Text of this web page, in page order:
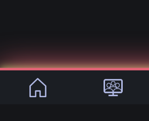
© 2021 - 2026, VirtualLifeDE